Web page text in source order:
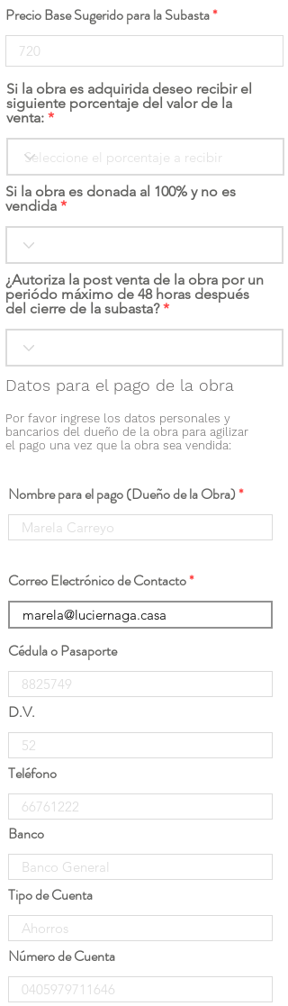
Precio Base Sugerido para la Subasta
Si la obra es adquirida deseo recibir el
siguiente porcentaje del valor de la
venta:
Si la obra es donada al 100% y no es
vendida
¿Autoriza la post venta de la obra por un
periódo máximo de 48 horas después
del cierre de la subasta?
Datos para el pago de la obra
Por favor ingrese los datos personales y
bancarios del dueño de la obra para agilizar
el pago una vez que la obra sea vendida:
Nombre para el pago (Dueño de la Obra)
Correo Electrónico de Contacto
Cédula o Pasaporte
D.V.
Teléfono
Banco
Tipo de Cuenta
Número de Cuenta